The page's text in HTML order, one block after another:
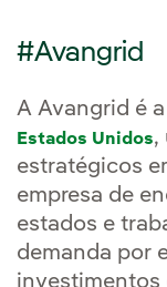
#Avangrid
A Avangrid é
Estados Unidos,
estratégicos
empresa de
estados e
demanda por
investimentos